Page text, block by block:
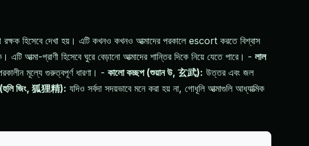
রক্ষক হিসেবে দেখা হয়। এটি কখনও কখনও আত্মাদের পরকালে escort করতে বিশ্বাস
আত্মা-প্রাণী হিসেবে ঘুরে বেড়ানো আত্মাদের শান্তির দিকে নিয়ে যেতে পারে। - লাল
মূল্যে গুরুত্বপূর্ণ ধারণা। - কালো কচ্ছপ (শুয়ান উ, 玄武): উত্তর এবং জল
(হুলি জিং, 狐狸精): যদিও সর্বদা সদয়ভাবে মনে করা হয় না, গোধূলি আত্মাগুলি আধ্যাত্মিক